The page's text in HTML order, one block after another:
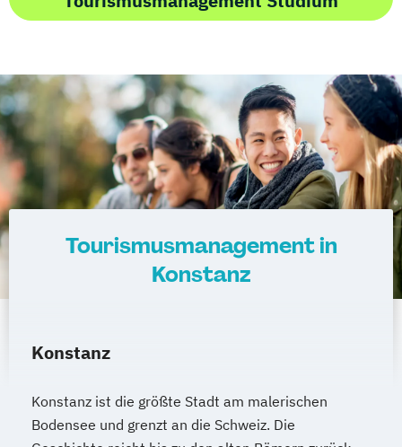
Tourismusmanagement in
Konstanz
Konstanz
Konstanz ist die größte Stadt am malerischen
Bodensee und grenzt an die Schweiz. Die